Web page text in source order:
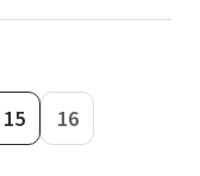
15 16